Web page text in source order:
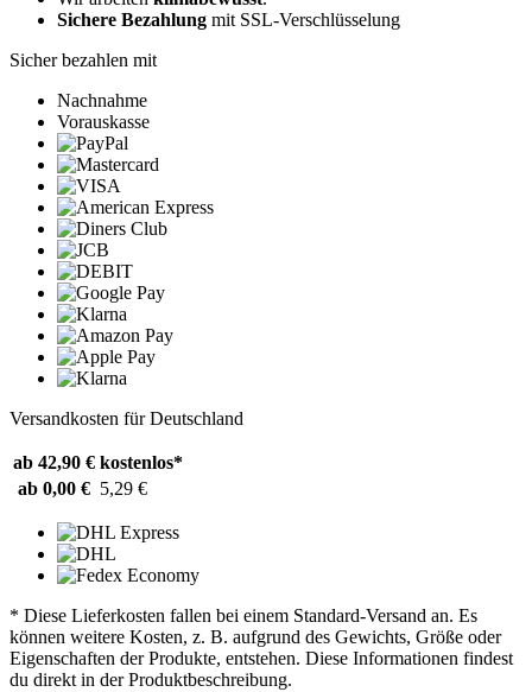
Sichere Bezahlung mit SSL-Verschlüsselung
Sicher bezahlen mit
Nachnahme
Vorauskasse
Versandkosten für Deutschland
ab 42,90 € kostenlos*
ab 0,00 € 5,29 €
* Diese Lieferkosten fallen bei einem Standard-Versand an. Es
können weitere Kosten, z. B. aufgrund des Gewichts, Größe oder
Eigenschaften der Produkte, entstehen. Diese Informationen findest
du direkt in der Produktbeschreibung.